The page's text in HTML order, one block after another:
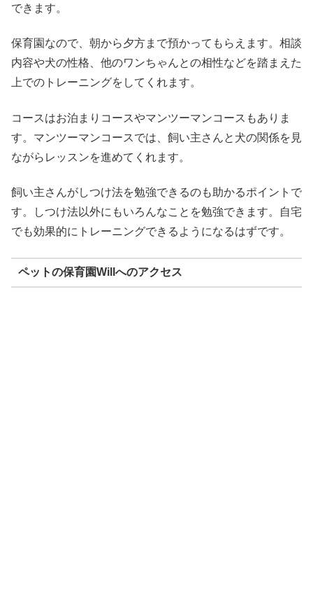
できます。
保育園なので、朝から夕方まで預かってもらえます。相談
内容や犬の性格、他のワンちゃんとの相性などを踏まえた
上でのトレーニングをしてくれます。
コースはお泊まりコースやマンツーマンコースもありま
す。マンツーマンコースでは、飼い主さんと犬の関係を見
ながらレッスンを進めてくれます。
飼い主さんがしつけ法を勉強できるのも助かるポイントで
す。しつけ法以外にもいろんなことを勉強できます。自宅
でも効果的にトレーニングできるようになるはずです。
ペットの保育園Willへのアクセス